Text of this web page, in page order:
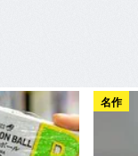
名作